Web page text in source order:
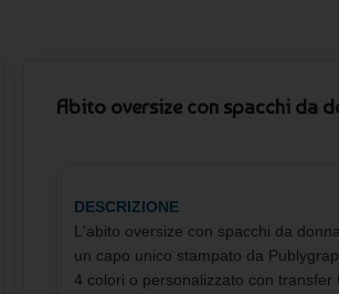
Abito oversize con spacchi da
DESCRIZIONE
L'abito oversize con spacchi da
un capo unico stampato da
4 colori o personalizzato con transfer